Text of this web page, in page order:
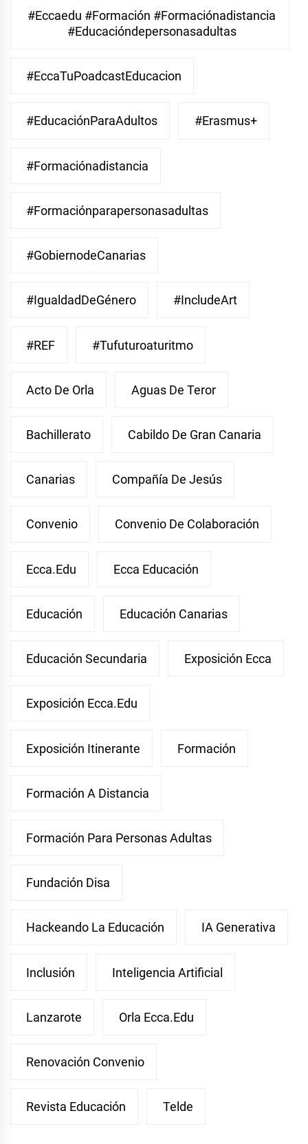
#eccaedu #formación #formaciónadistancia
#educacióndepersonasadultas
#EccaTuPoadcastEducacion
#EducaciónParaAdultos #Erasmus+
#Formaciónadistancia
#Formaciónparapersonasadultas
#GobiernodeCanarias
#IgualdadDeGénero #IncludeArt
#REF #Tufuturoaturitmo
Acto De Orla Aguas De Teror
Bachillerato Cabildo De Gran Canaria
Canarias Compañía De Jesús
Convenio Convenio De Colaboración
Ecca.edu Ecca Educación
Educación Educación Canarias
Educación Secundaria Exposición Ecca
Exposición Ecca.edu
Exposición Itinerante Formación
Formación A Distancia
Formación Para Personas Adultas
Fundación Disa
Hackeando La Educación IA Generativa
Inclusión Inteligencia Artificial
Lanzarote Orla Ecca.edu
Renovación Convenio
Revista Educación Telde